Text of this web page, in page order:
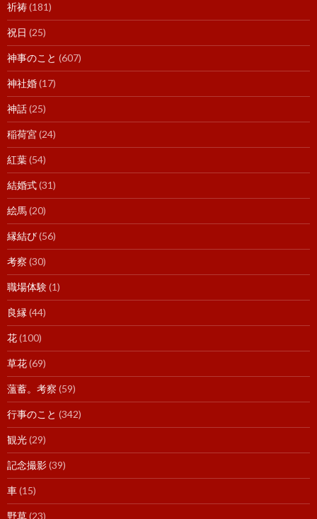
祈祷(181)
祝日 (25)
神事のこと (607)
神社婚(17)
神話(25)
稲荷宮(24)
紅葉(54)
結婚式(31)
絵馬(20)
縁結び(56)
考察 (30)
職場体験(1)
良縁 (44)
花(100)
草花(69)
薀蓄。考察 (59)
行事のこと (342)
観光(29)
記念撮影(39)
車(15)
野草(23)